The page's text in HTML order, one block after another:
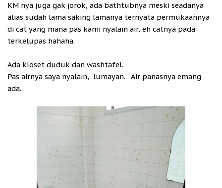
KM nya juga gak jorok, ada bathtubnya meski seadanya
alias sudah lama saking lamanya ternyata permukaannya
di cat yang mana pas kami nyalain air, eh catnya pada
terkelupas hahaha.
Ada kloset duduk dan washtafel.
Pas airnya saya nyalain, lumayan.. Air panasnya emang
ada.